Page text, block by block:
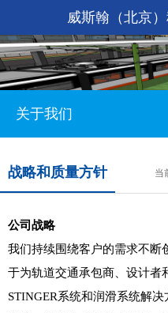
威斯翰（北京
关于我们
当
战略和质量方针
公司战略
我们持续围绕客户的需求不断
于为轨道交通承包商、设计者
STINGER系统和润滑系统解